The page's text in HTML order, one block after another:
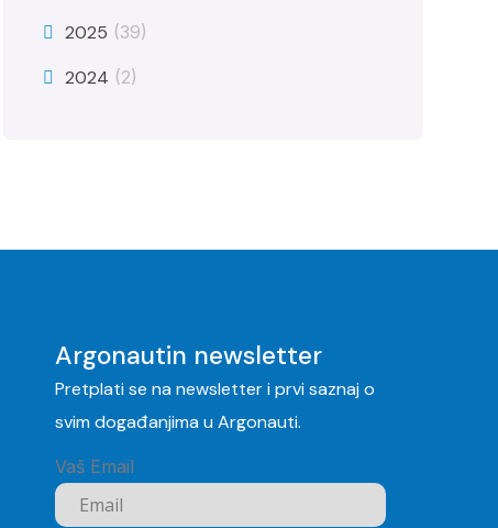
2025 (39)
2024 (2)
Argonautin newsletter
Pretplati se na newsletter i prvi saznaj o
svim događanjima u Argonauti.
Vaš Email